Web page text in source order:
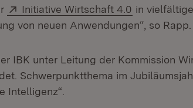
neuem Fenster)
Extern:
Initiative Wirtschaft 4.0 (Öffnet in
in
von neuen Anwendungen“, so Rapp.
IBK unter Leitung der Kommission
neuem Fenster)
Schwerpunktthema im
Intelligenz“.